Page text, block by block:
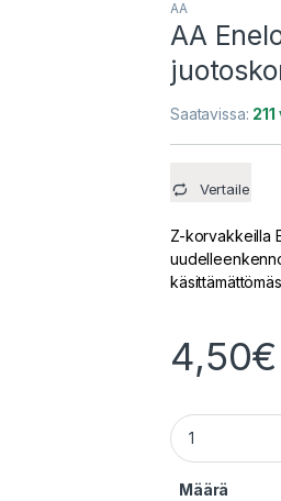
AA
AA
Saatavissa:
Vertaile
Z-korvakkeilla
4,50€
AA Eneloop
Määrä